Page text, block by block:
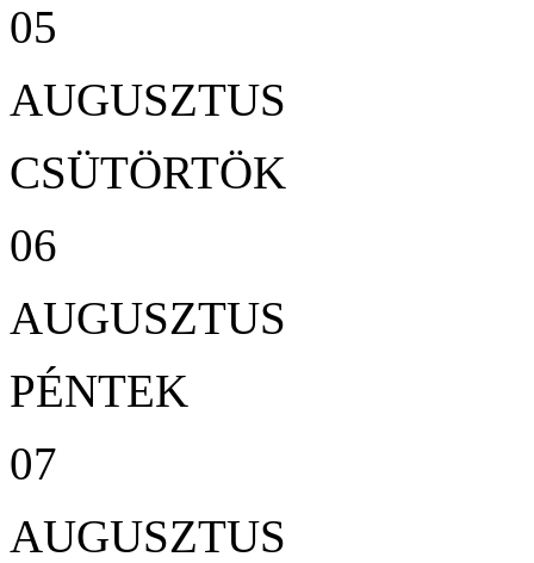
05
AUGUSZTUS
CSÜTÖRTÖK
06
AUGUSZTUS
PÉNTEK
07
AUGUSZTUS